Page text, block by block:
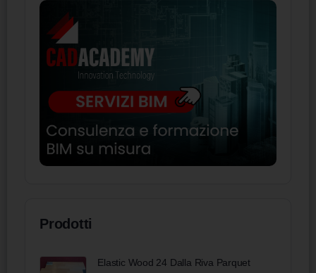
Prodotti
Elastic Wood 24 Dalla Riva Parquet